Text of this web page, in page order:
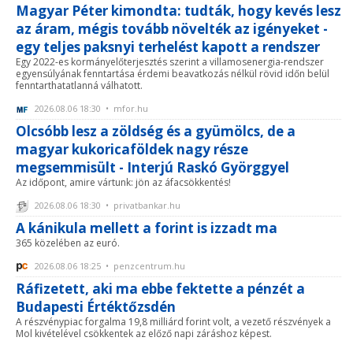
Magyar Péter kimondta: tudták, hogy kevés lesz
az áram, mégis tovább növelték az igényeket -
egy teljes paksnyi terhelést kapott a rendszer
Egy 2022-es kormányelőterjesztés szerint a villamosenergia-rendszer
egyensúlyának fenntartása érdemi beavatkozás nélkül rövid időn belül
fenntarthatatlanná válhatott.
2026.08.06 18:30 • mfor.hu
Olcsóbb lesz a zöldség és a gyümölcs, de a
magyar kukoricaföldek nagy része
megsemmisült - Interjú Raskó Györggyel
Az időpont, amire vártunk: jön az áfacsökkentés!
2026.08.06 18:30 • privatbankar.hu
A kánikula mellett a forint is izzadt ma
365 közelében az euró.
2026.08.06 18:25 • penzcentrum.hu
Ráfizetett, aki ma ebbe fektette a pénzét a
Budapesti Értéktőzsdén
A részvénypiac forgalma 19,8 milliárd forint volt, a vezető részvények a
Mol kivételével csökkentek az előző napi záráshoz képest.